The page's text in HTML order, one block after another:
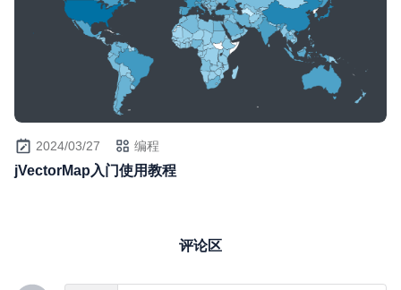
2024/03/27 编程
jVectorMap入门使用教程
评论区